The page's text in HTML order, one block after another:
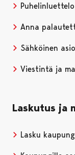
Puhelinluettelo
Anna
Sähköinen
Viestintä ja
Laskutus ja
Lasku